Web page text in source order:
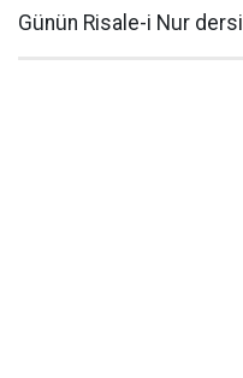
Günün Risale-i Nur dersi